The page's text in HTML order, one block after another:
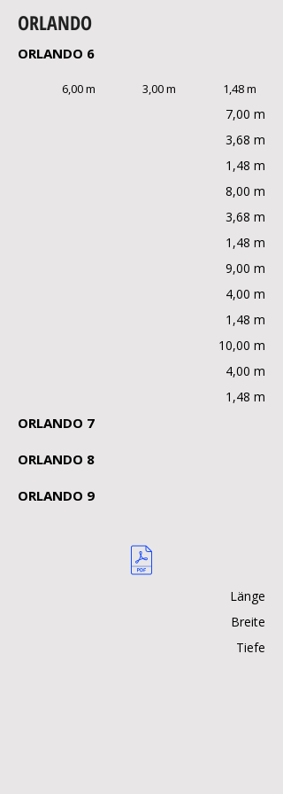
ORLANDO
ORLANDO 6
6,00 m 3,00 m 1,48 m
7,00 m
3,68 m
1,48 m
8,00 m
3,68 m
1,48 m
9,00 m
4,00 m
1,48 m
10,00 m
4,00 m
1,48 m
ORLANDO 7
ORLANDO 8
ORLANDO 9
Länge
Breite
Tiefe